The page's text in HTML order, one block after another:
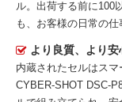
ル。出荷する前に100
も、お客様の日常の仕
より良質、より安
内蔵されたセルはスマ
CYBER-SHOT DSC-